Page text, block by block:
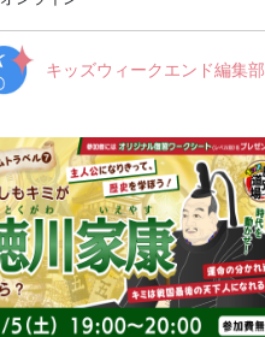
キッズウィークエンド編集部